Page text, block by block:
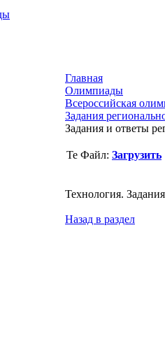
Главная
Олимпиады
Всероссийская
Задания
Задания и ответы
Файл: Загрузить
Технология.
Назад в раздел